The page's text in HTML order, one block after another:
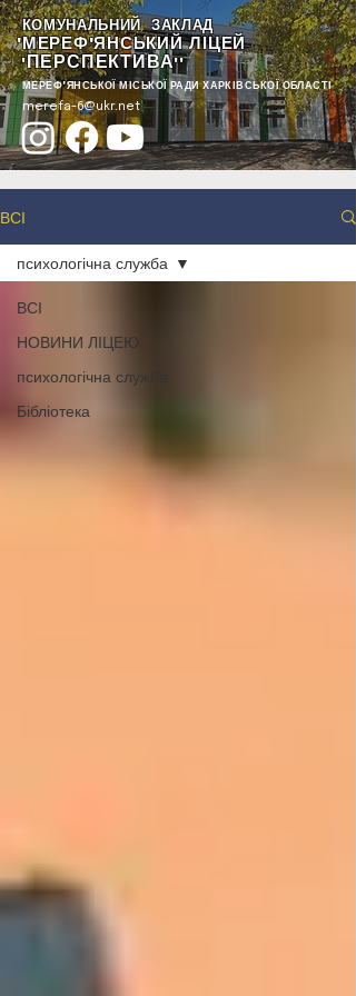
КОМУНАЛЬНИЙ ЗАКЛАД
"МЕРЕФ'ЯНСЬКИЙ ЛІЦЕЙ
"ПЕРСПЕКТИВА""
МЕРЕФ'ЯНСЬКОЇ МІСЬКОЇ РАДИ ХАРКІВСЬКОЇ ОБЛАСТІ
merefa-6@ukr.net
ВСІ
ВСІ
НОВИНИ ЛІЦЕЮ
психологічна служба
Бібліотека
психологічна служба